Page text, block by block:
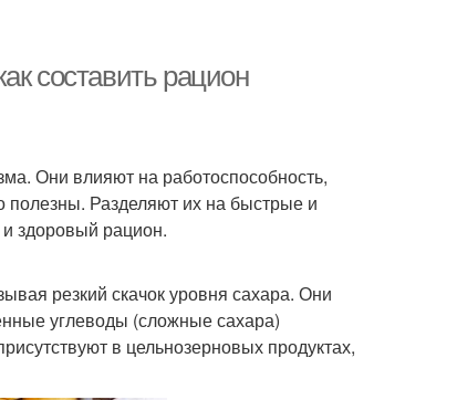
составить рацион
Они влияют на работоспособность,
полезны. Разделяют их на быстрые и
здоровый рацион.
резкий скачок уровня сахара. Они
углеводы (сложные сахара)
в цельнозерновых продуктах,